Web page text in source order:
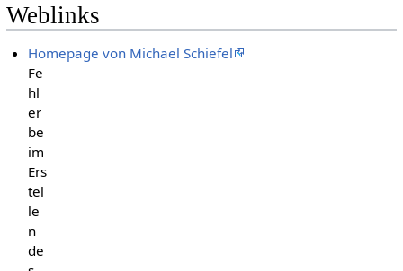
Weblinks
Homepage von Michael Schiefel
Fe
hl
er
be
im
Ers
tel
le
n
de